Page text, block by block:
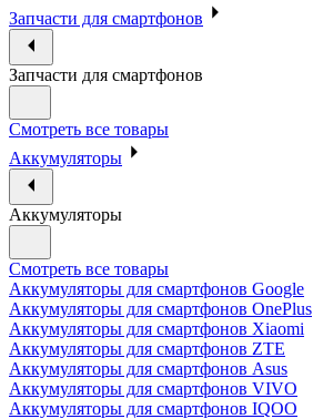
Запчасти для смартфонов
Запчасти для смартфонов
Смотреть все товары
Аккумуляторы
Аккумуляторы
Смотреть все товары
Аккумуляторы для смартфонов Google
Аккумуляторы для смартфонов OnePlus
Аккумуляторы для смартфонов Xiaomi
Аккумуляторы для смартфонов ZTE
Аккумуляторы для cмартфонов Asus
Аккумуляторы для смартфонов VIVO
Аккумуляторы для смартфонов IQOO